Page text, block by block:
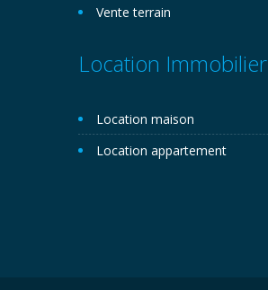
Vente terrain
Location Immobilier
Location maison
Location appartement